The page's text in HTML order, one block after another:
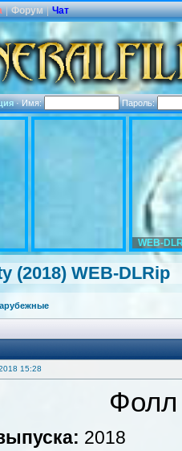
| Форум | Чат
·Имя: Пароль:
WEB-
(2018) WEB-DLRip
15:28
2018